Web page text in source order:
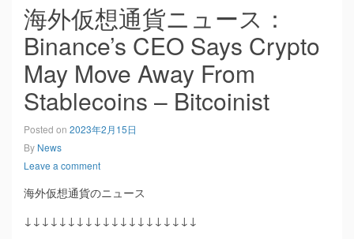
海外仮想通貨ニュース：
Binance’s CEO Says Crypto
May Move Away From
Stablecoins – Bitcoinist
Posted on 2023年2月15日
By News
Leave a comment
海外仮想通貨のニュース
↓↓↓↓↓↓↓↓↓↓↓↓↓↓↓↓↓↓↓↓